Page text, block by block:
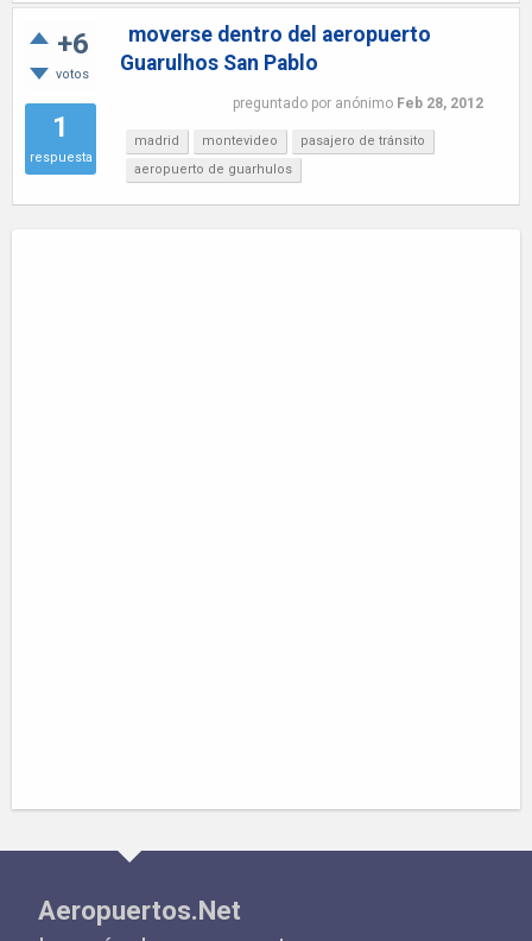
+6
votos
1
respuesta
moverse dentro del aeropuerto
Guarulhos San Pablo
preguntado por anónimo Feb 28, 2012
madrid montevideo
pasajero de tránsito
aeropuerto de guarhulos
Aeropuertos.Net